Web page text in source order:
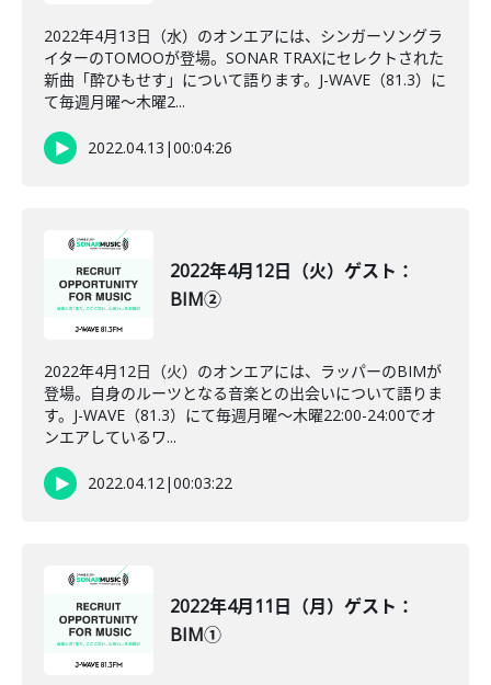
2022年4月13日（水）のオンエアには、シンガーソングラ
イターのTOMOOが登場。SONAR TRAXにセレクトされた
新曲「酔ひもせす」について語ります。J-WAVE（81.3）に
て毎週月曜～木曜2...
2022.04.13 |00:04:26
2022年4月12日（火）ゲスト：
BIM②
2022年4月12日（火）のオンエアには、ラッパーのBIMが
登場。自身のルーツとなる音楽との出会いについて語りま
す。J-WAVE（81.3）にて毎週月曜～木曜22:00-24:00でオ
ンエアしているワ...
2022.04.12|00:03:22
2022年4月11日（月）ゲスト：
BIM①